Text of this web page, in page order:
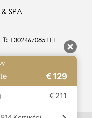
SPA
T: +302467085111
€129
€ 211